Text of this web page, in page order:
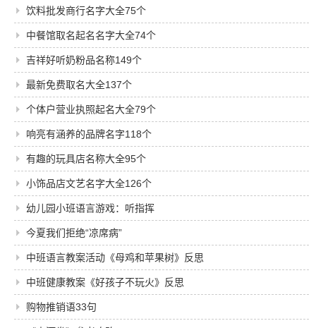
饮料批发商行名字大全75个
中餐馆取名起名名字大全74个
吉祥好听奶粉品名称149个
最新免费取名大全137个
个体户营业执照起名大全79个
响亮有涵养的品牌名字118个
有趣的玩具店名称大全95个
小饰品店文艺名字大全126个
幼儿园小班语言游戏：听指挥
今夏我们拒绝“凉席病”
中班语言教案活动《母鸡和苹果树》反思
中班健康教案《好孩子不玩火》反思
购物推销语33句